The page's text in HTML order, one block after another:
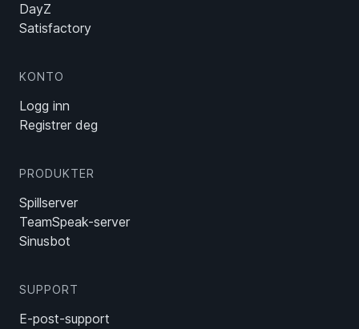
DayZ
Satisfactory
KONTO
Logg inn
Registrer deg
PRODUKTER
Spillserver
TeamSpeak-server
Sinusbot
SUPPORT
E-post-support